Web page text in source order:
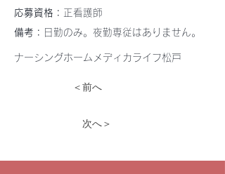
応募資格： 正看護師
備考：
日勤のみ。夜勤専従はありません。
ナーシングホームメディカライフ松戸
＜前へ
次へ＞